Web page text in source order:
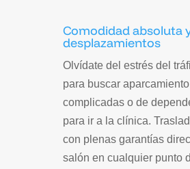
Comodidad absoluta
desplazamientos
Olvídate del estrés del
para buscar
complicadas o de
para ir a la clínica.
con plenas garantías
salón en cualquier punto